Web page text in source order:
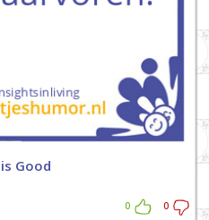
Good
0 0